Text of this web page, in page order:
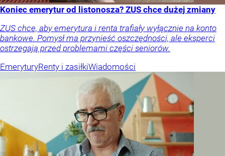
Koniec emerytur od listonosza? ZUS chce dużej zmiany
ZUS chce, aby emerytura i renta trafiały wyłącznie na konto
bankowe. Pomysł ma przynieść oszczędności, ale eksperci
ostrzegają przed problemami części seniorów.
EmeryturyRenty i zasiłkiWiadomości